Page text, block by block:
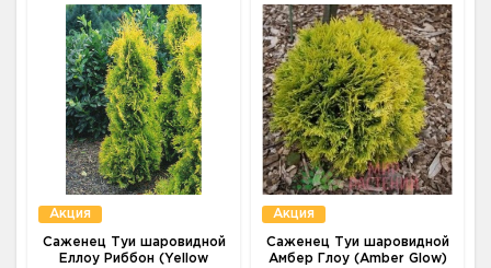
Акция
Саженец Туи шаровидной
Еллоу Риббон (Yellow
Акция
Саженец Туи шаровидной
Амбер Глоу (Amber Glow)